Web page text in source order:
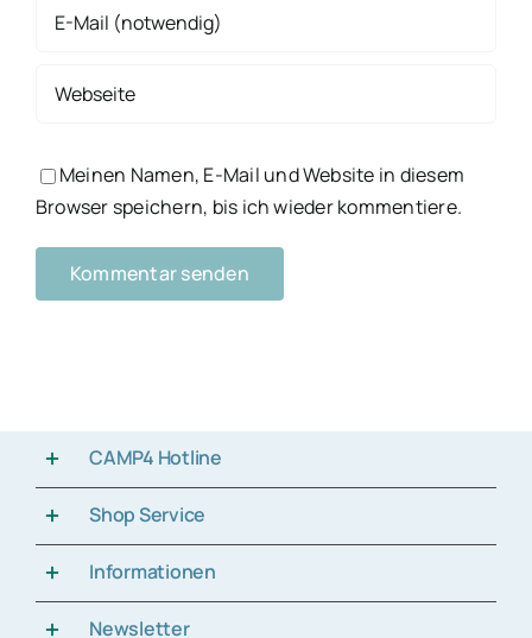
Meinen Namen, E-Mail und Website in diesem
Browser speichern, bis ich wieder kommentiere.
CAMP4 Hotline
Shop Service
Informationen
Newsletter